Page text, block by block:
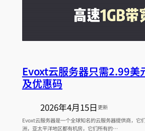
Evoxt云服务器只需2.99美
及优惠码
2026年4月15日 更新
Evoxt云服务器是一个全球知名的云服务器提供商，它
洲，亚太平洋地区都有机房，它们所有的…